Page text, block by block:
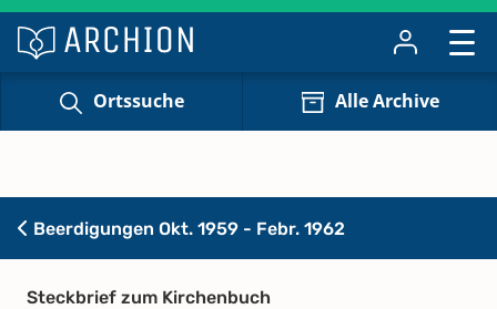
Ortssuche Alle Archive
Beerdigungen Okt. 1959 - Febr. 1962
Steckbrief zum Kirchenbuch